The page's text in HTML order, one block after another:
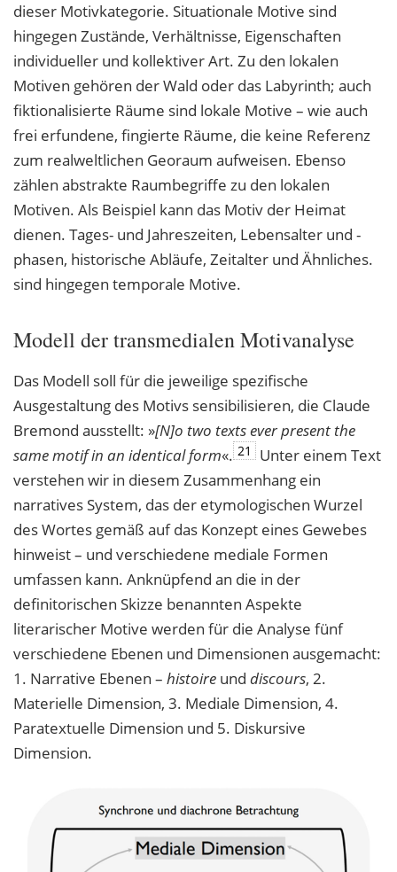
dieser Motivkategorie. Situationale Motive sind
hingegen Zustände, Verhältnisse, Eigenschaften
individueller und kollektiver Art. Zu den lokalen
Motiven gehören der Wald oder das Labyrinth; auch
fiktionalisierte Räume sind lokale Motive – wie auch
frei erfundene, fingierte Räume, die keine Referenz
zum realweltlichen Georaum aufweisen. Ebenso
zählen abstrakte Raumbegriffe zu den lokalen
Motiven. Als Beispiel kann das Motiv der Heimat
dienen. Tages- und Jahreszeiten, Lebensalter und -
phasen, historische Abläufe, Zeitalter und Ähnliches.
sind hingegen temporale Motive.
Modell der transmedialen Motivanalyse
Das Modell soll für die jeweilige spezifische
Ausgestaltung des Motivs sensibilisieren, die Claude
Bremond ausstellt: »[N]o two texts ever present the
same motif in an identicalform«. 21
Unter einem Text
verstehen wir in diesem Zusammenhang ein
narratives System, das der etymologischen Wurzel
des Wortes gemäß auf das Konzept eines Gewebes
hinweist – und verschiedene mediale Formen
umfassen kann. Anknüpfend an die in der
definitorischen Skizze benannten Aspekte
literarischer Motive werden für die Analyse fünf
verschiedene Ebenen und Dimensionen ausgemacht:
1. Narrative Ebenen – histoire und discours, 2.
Materielle Dimension, 3. Mediale Dimension, 4.
Paratextuelle Dimension und 5. Diskursive
Dimension.